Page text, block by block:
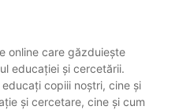
online care găzduiește
educației și cercetării.
copiii noștri, cine și
și cercetare, cine și cum